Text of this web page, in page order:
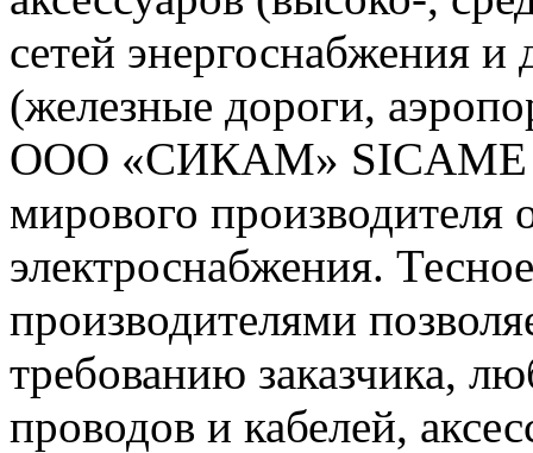
сетей энергоснабжения
(железные дороги,
ООО «СИКАМ» SICAME
мирового производителя
электроснабжения.
производителями
требованию заказчика,
проводов и кабелей,